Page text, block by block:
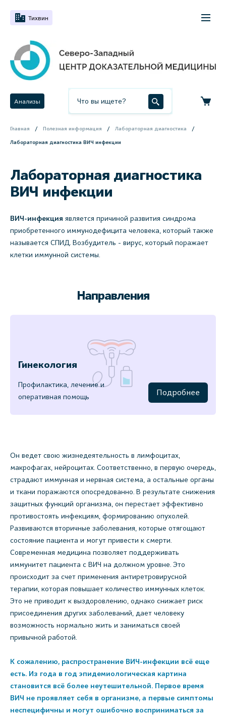
Тихвин
Анализы
Главная Полезная информация Лабораторная диагностика
Лабораторная диагностика ВИЧ инфекции
Лабораторная диагностика
ВИЧ инфекции
ВИЧ-инфекция является причиной развития синдрома
приобретенного иммунодефицита человека, который также
называется СПИД. Возбудитель - вирус, который поражает
клетки иммунной системы.
Направления
Гинекология
Профилактика, лечение и
оперативная помощь
Подробнее
Он ведет свою жизнедеятельность в лимфоцитах,
макрофагах, нейроцитах. Соответственно, в первую очередь,
страдают иммунная и нервная система, а остальные органы
и ткани поражаются опосредованно. В результате снижения
защитных функций организма, он перестает эффективно
противостоять инфекциям, формированию опухолей.
Развиваются вторичные заболевания, которые отягощают
состояние пациента и могут привести к смерти.
Современная медицина позволяет поддерживать
иммунитет пациента с ВИЧ на должном уровне. Это
происходит за счет применения антиретровирусной
терапии, которая повышает количество иммунных клеток.
Это не приводит к выздоровлению, однако снижает риск
присоединения других заболеваний, дает человеку
возможность нормально жить и заниматься своей
привычной работой.
К сожалению, распространение ВИЧ-инфекции всё еще
есть. Из года в год эпидемиологическая картина
становится всё более неутешительной. Первое время
ВИЧ не проявляет себя в организме, а первые симптомы
неспецифичны и могут ошибочно восприниматься за